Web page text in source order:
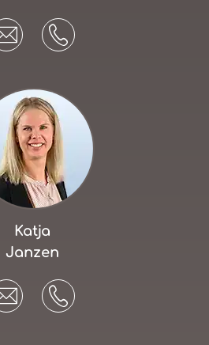
Katja
Janzen